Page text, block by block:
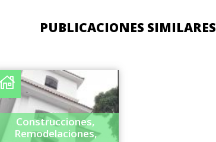
PUBLICACIONES SIMILARES
Construcciones,
Remodelaciones,